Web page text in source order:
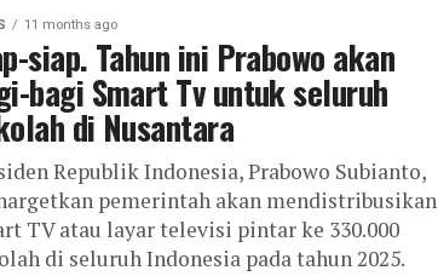
11 months ago
siap. Tahun ini Prabowo akan
bagi Smart Tv untuk seluruh
di Nusantara
Republik Indonesia, Prabowo Subianto,
pemerintah akan mendistribusikan
TV atau layar televisi pintar ke 330.000
di seluruh Indonesia pada tahun 2025.